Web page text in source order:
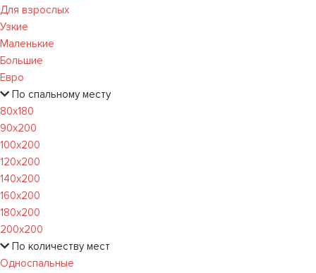
Для взрослых
Узкие
Маленькие
Большие
Евро
По спальному месту
80х180
90х200
100х200
120x200
140х200
160х200
180х200
200х200
По количеству мест
Односпальные